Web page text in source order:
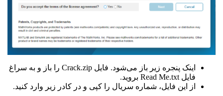
اینک پنجره زیر باز می‌شود. فایل Crack.zip را باز و به سراغ
فایل Read Me.txt بروید.
از این فایل، شماره سریال را کپی و در کادر زیر وارد کنید.